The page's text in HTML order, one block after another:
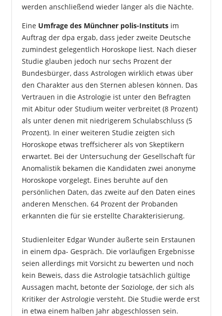
werden anschließend wieder länger als die Nächte.
Eine Umfrage des Münchner polis-Instituts im
Auftrag der dpa ergab, dass jeder zweite Deutsche
zumindest gelegentlich Horoskope liest. Nach dieser
Studie glauben jedoch nur sechs Prozent der
Bundesbürger, dass Astrologen wirklich etwas über
den Charakter aus den Sternen ablesen können. Das
Vertrauen in die Astrologie ist unter den Befragten
mit Abitur oder Studium weiter verbreitet (8 Prozent)
als unter denen mit niedrigerem Schulabschluss (5
Prozent). In einer weiteren Studie zeigten sich
Horoskope etwas treffsicherer als von Skeptikern
erwartet. Bei der Untersuchung der Gesellschaft für
Anomalistik bekamen die Kandidaten zwei anonyme
Horoskope vorgelegt. Eines beruhte auf den
persönlichen Daten, das zweite auf den Daten eines
anderen Menschen. 64 Prozent der Probanden
erkannten die für sie erstellte Charakterisierung.
Studienleiter Edgar Wunder äußerte sein Erstaunen
in einem dpa- Gespräch. Die vorläufigen Ergebnisse
seien allerdings mit Vorsicht zu bewerten und noch
kein Beweis, dass die Astrologie tatsächlich gültige
Aussagen macht, betonte der Soziologe, der sich als
Kritiker der Astrologie versteht. Die Studie werde erst
in etwa einem halben Jahr abgeschlossen sein.